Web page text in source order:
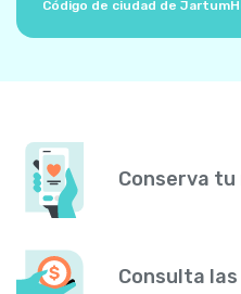
Código de ciudad de Jartum
Conserva
Consulta